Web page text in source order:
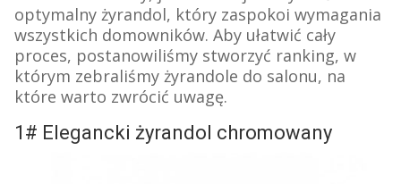
optymalny żyrandol, który zaspokoi wymagania
wszystkich domowników. Aby ułatwić cały
proces, postanowiliśmy stworzyć ranking, w
którym zebraliśmy żyrandole do salonu, na
które warto zwrócić uwagę.
1# Elegancki żyrandol chromowany